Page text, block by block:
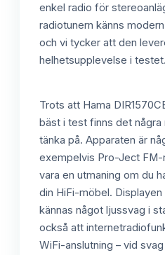
enkel radio för
radiotunern känns
och vi tycker att den
helhetsupplevelse i testet.
Trots att Hama
bäst i test finns det några
tänka på. Apparaten är
exempelvis Pro-Ject FM-
vara en utmaning om du
din HiFi-möbel.
kännas något ljussvag i
också att
WiFi-anslutning – vid